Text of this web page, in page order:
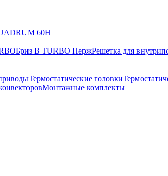
60H
Бриз В TURBO НержРешетка для
Термостатические головки
Монтажные комплекты